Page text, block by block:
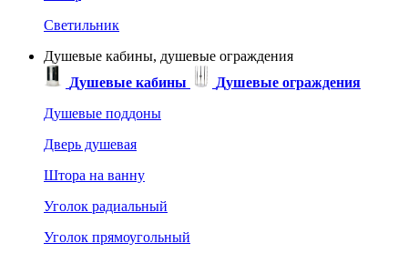
Светильник
Душевые кабины, душевые ограждения
Душевые кабины
Душевые ограждения
Душевые поддоны
Дверь душевая
Штора на ванну
Уголок радиальный
Уголок прямоугольный